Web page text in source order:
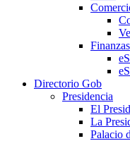
Finanzas
Directorio Gob
Presidencia
El
La
Palacio